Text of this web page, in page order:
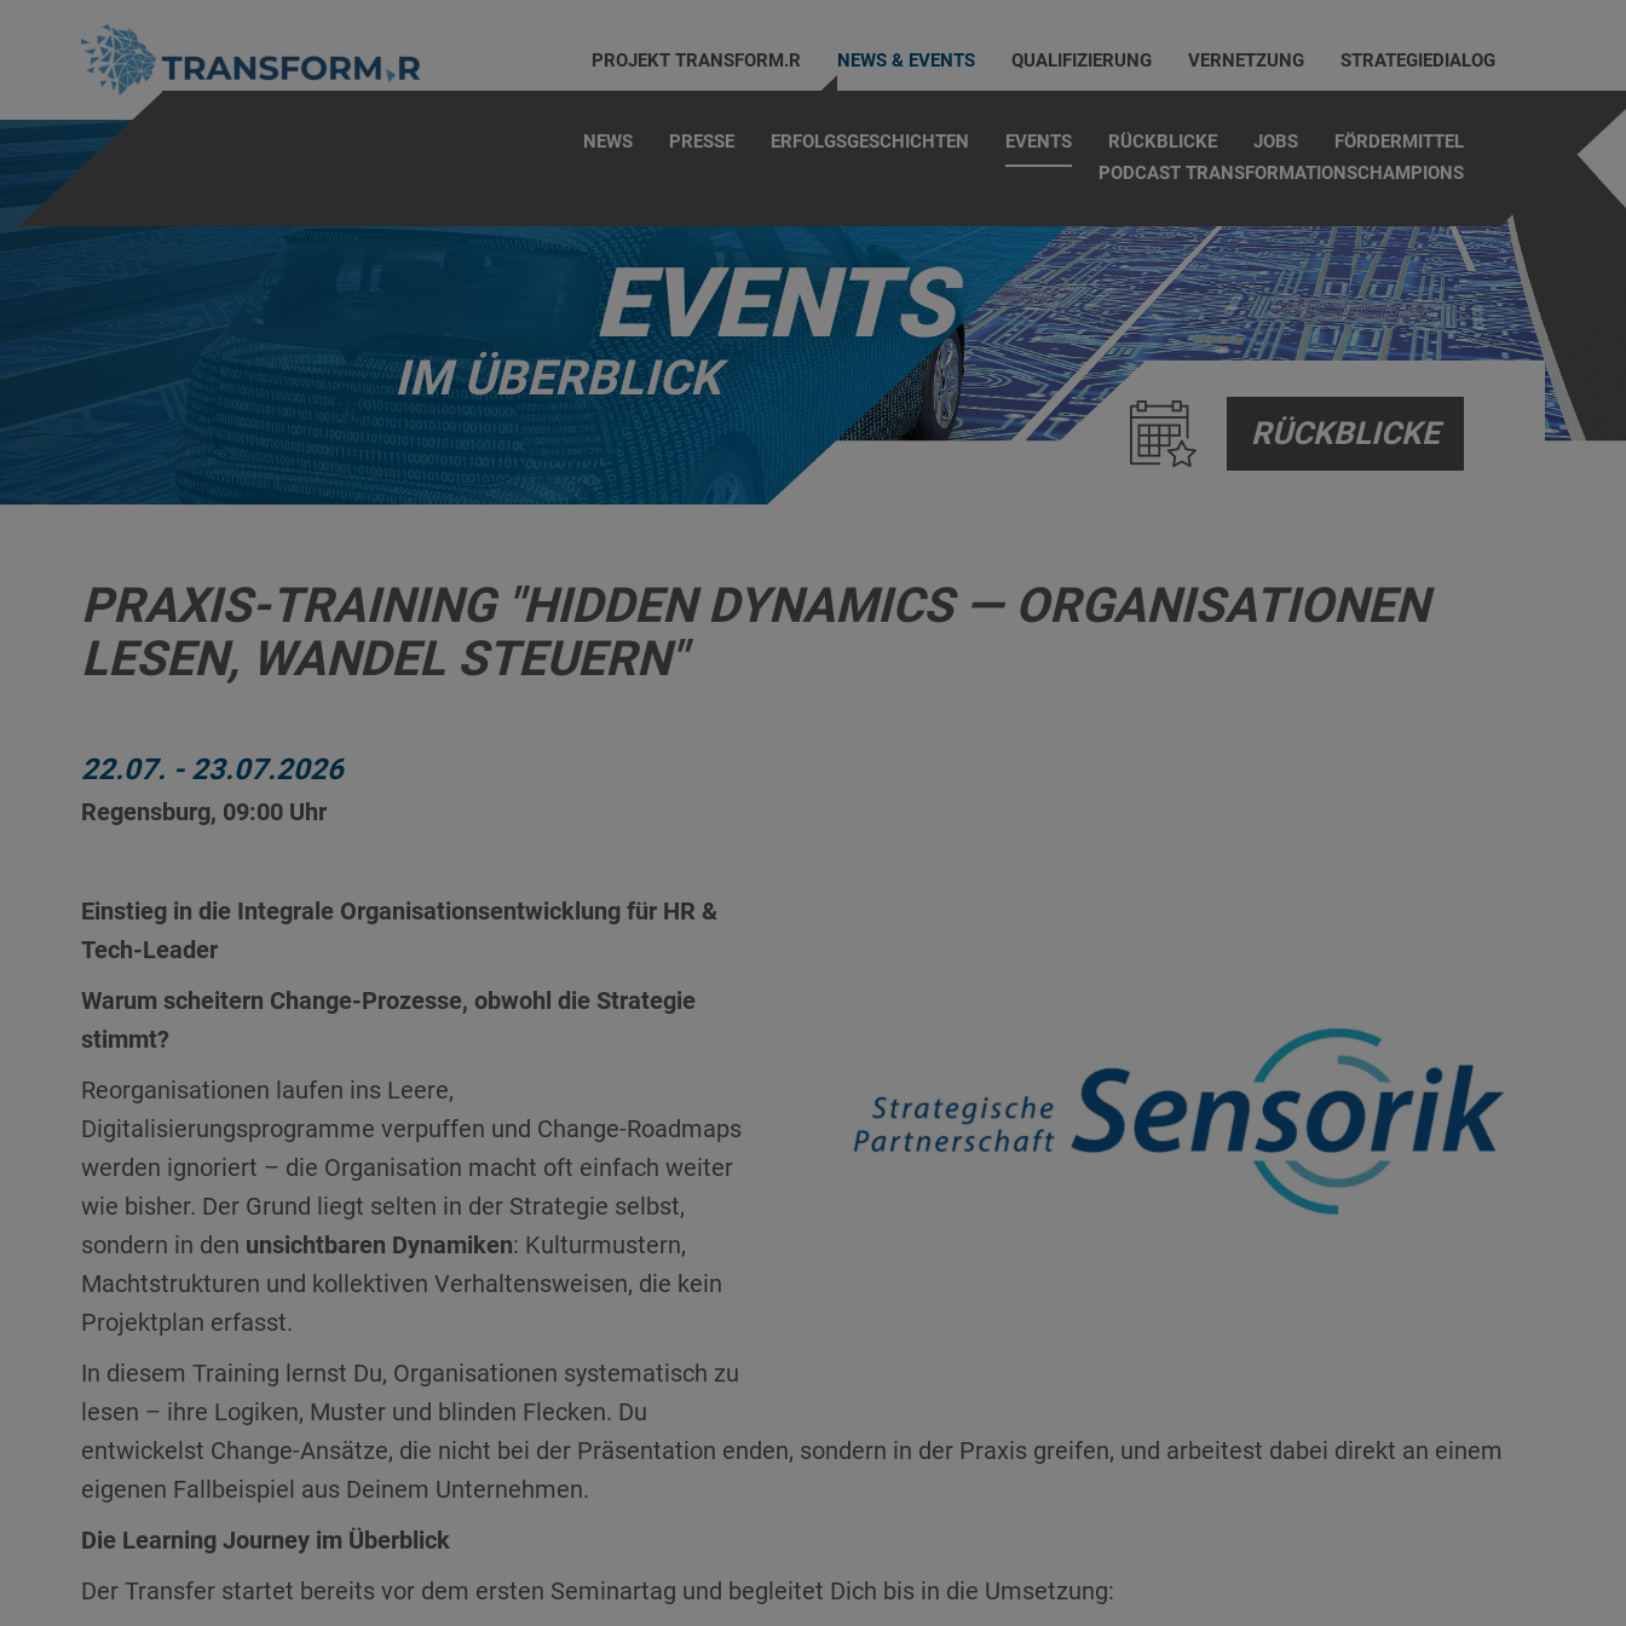
PROJEKT TRANSFORM.R NEWS & EVENTS
NEWS PRESSE ERFOLGSGESCHICHTEN EVENTS RÜCKBLICKE JOBS
FÖRDERMITTEL
PODCAST TRANSFORMATIONSCHAMPIONS
QUALIFIZIERUNG VERNETZUNG STRATEGIEDIALOG
EVENTS
IM ÜBERBLICK
RÜCKBLICKE
PRAXIS-TRAINING "HIDDEN DYNAMICS — ORGANISATIONEN
LESEN, WANDEL STEUERN"
22.07. - 23.07.2026
Regensburg, 09:00 Uhr
Einstieg in die Integrale Organisationsentwicklung für HR &
Tech-Leader
Warum scheitern Change-Prozesse, obwohl die Strategie
stimmt?
Reorganisationen laufen ins Leere,
Digitalisierungsprogramme verpuffen und Change-Roadmaps
werden ignoriert – die Organisation macht oft einfach weiter
wie bisher. Der Grund liegt selten in der Strategie selbst,
sondern in den unsichtbaren Dynamiken: Kulturmustern,
Machtstrukturen und kollektiven Verhaltensweisen, die kein
Projektplan erfasst.
In diesem Training lernst Du, Organisationen systematisch zu
lesen – ihre Logiken, Muster und blinden Flecken. Du
entwickelst Change-Ansätze, die nicht bei der Präsentation enden, sondern in der Praxis greifen, und arbeitest dabei direkt an einem
eigenen Fallbeispiel aus Deinem Unternehmen.
Die Learning Journey im Überblick
Der Transfer startet bereits vor dem ersten Seminartag und begleitet Dich bis in die Umsetzung: